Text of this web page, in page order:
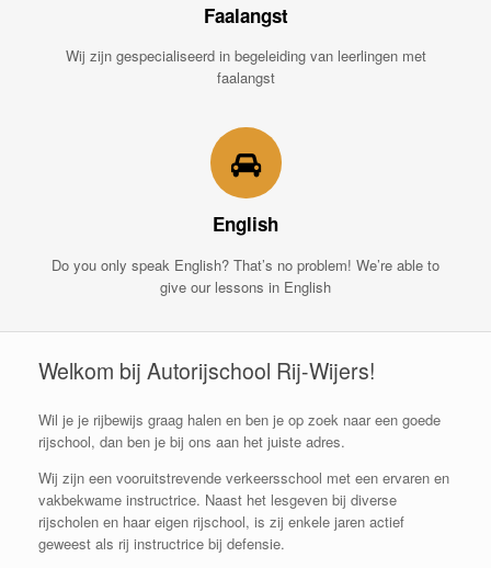
Faalangst
Wij zijn gespecialiseerd in begeleiding van leerlingen met
faalangst
English
Do you only speak English? That’s no problem! We’re able to
give our lessons in English
Welkom bij Autorijschool Rij-Wijers!
Wil je je rijbewijs graag halen en ben je op zoek naar een goede
rijschool, dan ben je bij ons aan het juiste adres.
Wij zijn een vooruitstrevende verkeersschool met een ervaren en
vakbekwame instructrice. Naast het lesgeven bij diverse
rijscholen en haar eigen rijschool, is zij enkele jaren actief
geweest als rij instructrice bij defensie.